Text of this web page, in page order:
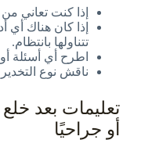
إذا كنت تعاني
إذا كان هناك أي
تتناولها بانتظام.
اطرح أي أسئلة
ناقش نوع
تعليمات بعد
أو جراحيًا